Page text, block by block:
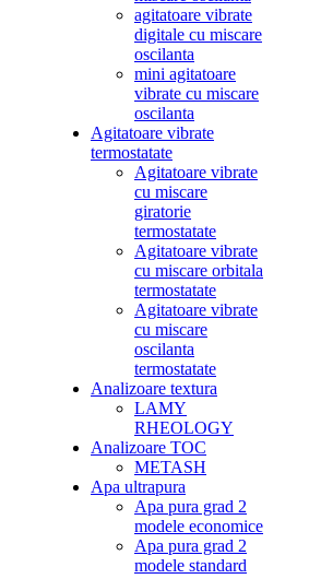
agitatoare vibrate
digitale cu miscare
oscilanta
mini agitatoare
vibrate cu miscare
oscilanta
Agitatoare vibrate
termostatate
Agitatoare vibrate
cu miscare
giratorie
termostatate
Agitatoare vibrate
cu miscare orbitala
termostatate
Agitatoare vibrate
cu miscare
oscilanta
termostatate
Analizoare textura
LAMY
RHEOLOGY
Analizoare TOC
METASH
Apa ultrapura
Apa pura grad 2
modele economice
Apa pura grad 2
modele standard